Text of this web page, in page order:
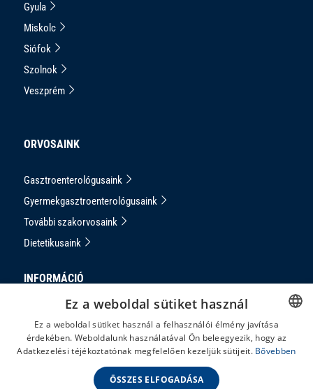
Gyula
Miskolc
Siófok
Szolnok
Veszprém
ORVOSAINK
Gasztroenterológusaink
Gyermekgasztroenterológusaink
További szakorvosaink
Dietetikusaink
INFORMÁCIÓ
Impresszum
Panaszkezelés
HUNGARIAN
Ez a weboldal sütiket használ
Ez a weboldal sütiket használ a felhasználói élmény javítása
érdekében. Weboldalunk használatával Ön beleegyezik, hogy az
Adatkezelési téjékoztatónak megfelelően kezeljük sütijeit. Bővebben
ÖSSZES ELFOGADÁSA